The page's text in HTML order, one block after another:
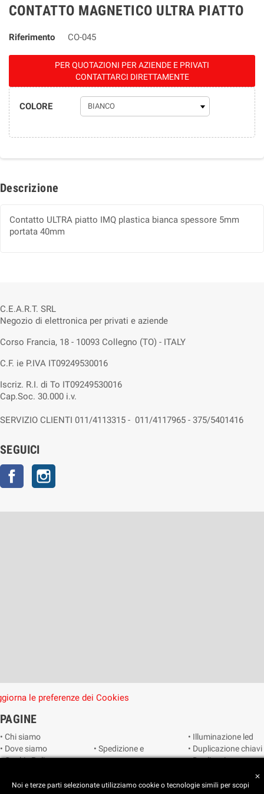
CONTATTO MAGNETICO ULTRA PIATTO
Riferimento CO-045
PER QUOTAZIONI PER AZIENDE E PRIVATI
CONTATTARCI DIRETTAMENTE
COLORE
Descrizione
Contatto ULTRA piatto IMQ plastica bianca spessore 5mm
portata 40mm
C.E.A.R.T. SRL
Negozio di elettronica per privati e aziende
Corso Francia, 18 - 10093 Collegno (TO) - ITALY
C.F. ie P.IVA IT09249530016
Iscriz. R.I. di To IT09249530016
Cap.Soc. 30.000 i.v.
SERVIZIO CLIENTI 011/4113315 - 011/4117965 - 375/5401416
SEGUICI
Facebook
le preferenze dei Cookies
PAGINE
• Chi siamo
• Dove siamo
• Cookie Policy
• Reimposta le
• Spedizione e
consegna
vendita
• Illuminazione led
• Duplicazione chiavi
• Duplicazione
telecomandi
close
Noi e terze parti selezionate utilizziamo cookie o tecnologie simili per scopi